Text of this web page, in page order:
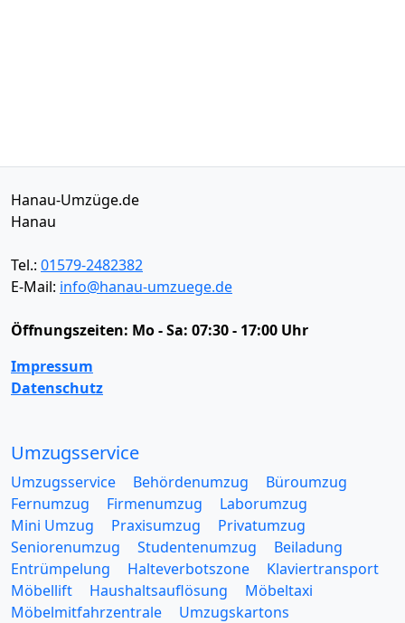
Hanau-Umzüge.de
Hanau
Tel.: 01579-2482382
E-Mail: info@hanau-umzuege.de
Öffnungszeiten: Mo - Sa: 07:30 - 17:00 Uhr
Impressum
Datenschutz
Umzugsservice
Umzugsservice Behördenumzug
Büroumzug
Fernumzug
Firmenumzug
Laborumzug
Mini Umzug
Praxisumzug
Privatumzug
Seniorenumzug
Studentenumzug
Beiladung
Entrümpelung
Halteverbotszone
Klaviertransport
Möbellift
Haushaltsauflösung
Möbeltaxi
Möbelmitfahrzentrale
Umzugskartons